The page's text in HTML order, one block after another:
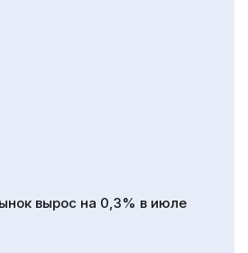
вырос на 0,3% в июле